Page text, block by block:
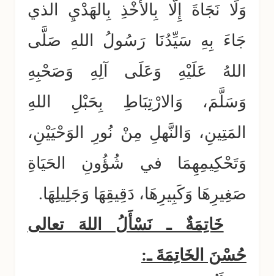
وَلَا نَجَاةَ إِلَّا بِالأَخْذِ بِالهَدْيِ الذي
جَاءَ بِهِ سَيِّدُنَا رَسُولُ اللهِ صَلَّى
اللهُ عَلَيْهِ وَعَلَى آلِهِ وَصَحْبِهِ
وَسَلَّمَ، وَالارْتِبَاطِ بِحَبْلِ اللهِ
المَتِينِ، وَالنَّهلِ مِنْ نُورِ الوَحْيَيْنِ،
وَتَحْكِيمِهِمَا في شُؤُونِ الحَيَاةِ
صَغِيرِهَا وَكَبِيرِهَا، دَقِيقِهَا وَجَلِيلِهَا.
خَاتِمَةٌ ـ نَسْأَلُ اللهَ تعالى
حُسْنَ الخَاتِمَةَ ـ: